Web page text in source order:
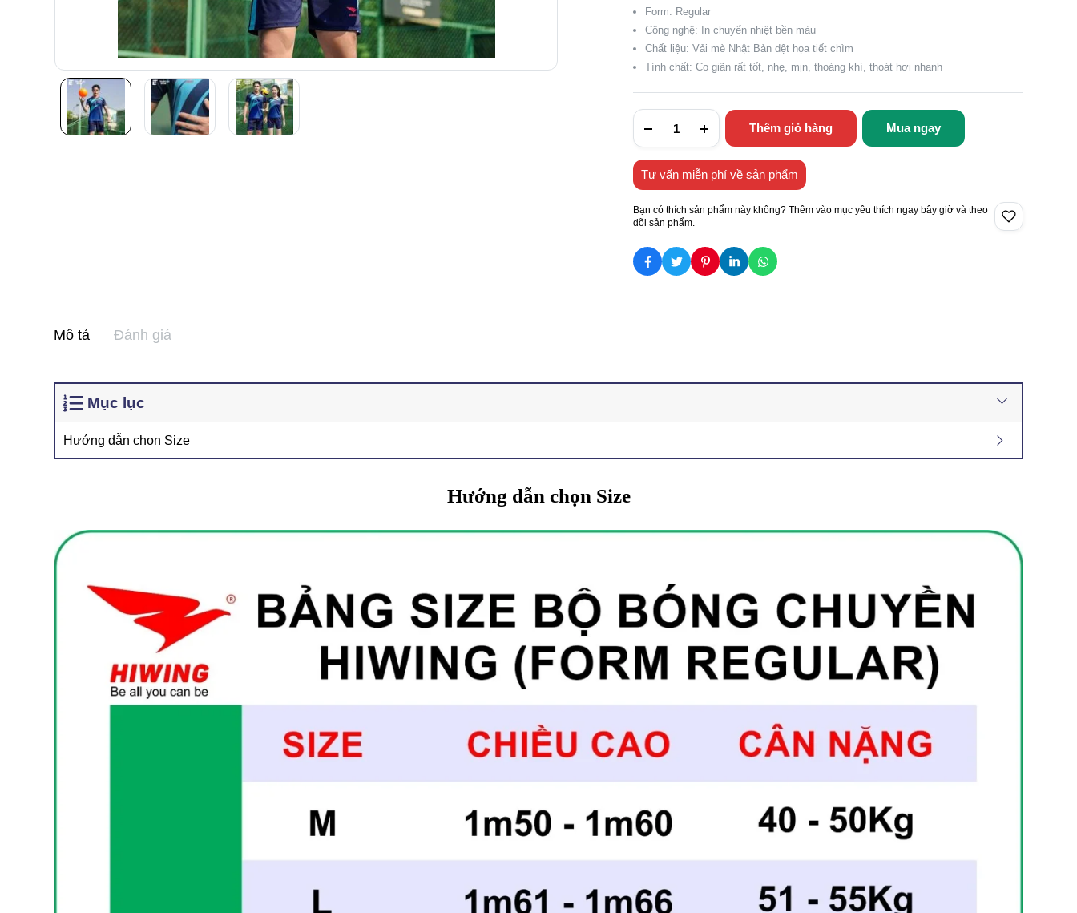
Form: Regular
Công nghệ: In chuyển nhiệt bền màu
Chất liệu: Vải mè Nhật Bản dệt họa tiết chìm
Tính chất: Co giãn rất tốt, nhẹ, mịn, thoáng khí, thoát hơi nhanh
Thêm giỏ hàng Mua ngay
Tư vấn miễn phí về sản phẩm
Bạn có thích sản phẩm này không? Thêm vào mục yêu thích ngay bây giờ và theo
dõi sản phẩm.
Mô tả Đánh giá
Mục lục
Hướng dẫn chọn Size
Hướng dẫn chọn Size